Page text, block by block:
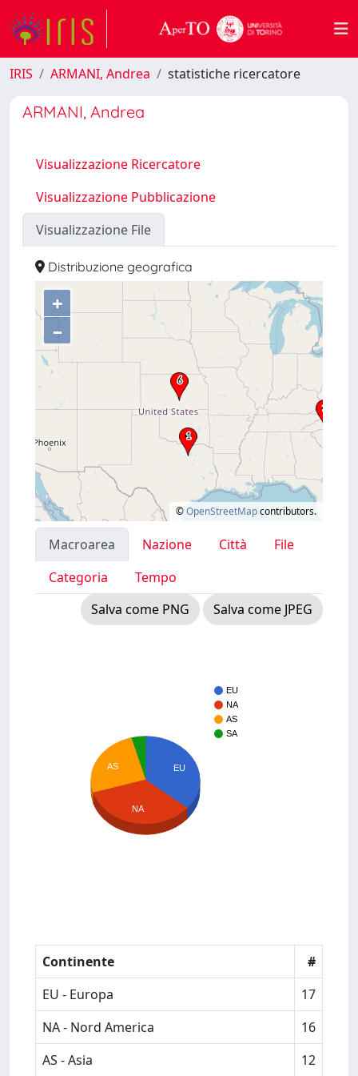
IRIS ARMANI, Andrea statistiche ricercatore
ARMANI, Andrea
Visualizzazione Ricercatore
Visualizzazione Pubblicazione
Visualizzazione File
Distribuzione geografica
+
–
©OpenStreetMapcontributors.
Macroarea Nazione Città
File
Categoria
Tempo
Salva come PNG
Salva come JPEG
EU
NA
AS
SA
EU
AS
NA
Continente
#
EU - Europa
17
NA - Nord America
16
AS - Asia
12